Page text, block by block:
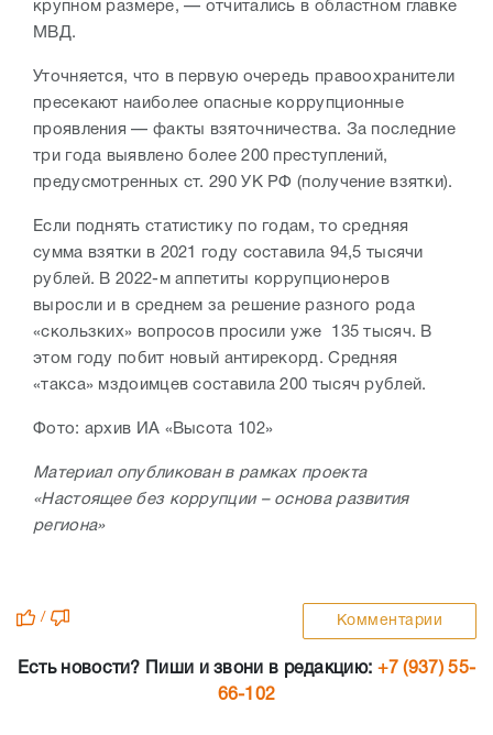
крупном размере, — отчитались в областном главке
МВД.
Уточняется, что в первую очередь правоохранители
пресекают наиболее опасные коррупционные
проявления — факты взяточничества. За последние
три года выявлено более 200 преступлений,
предусмотренных ст. 290 УК РФ (получение взятки).
Если поднять статистику по годам, то средняя
сумма взятки в 2021 году составила 94,5 тысячи
рублей. В 2022-м аппетиты коррупционеров
выросли и в среднем за решение разного рода
«скользких» вопросов просили уже 135 тысяч. В
этом году побит новый антирекорд. Средняя
«такса» мздоимцев составила 200 тысяч рублей.
Фото: архив ИА «Высота 102»
Материал опубликован в рамках проекта
«Настоящее без коррупции – основа развития
региона»
/ Комментарии
Есть новости? Пиши и звони в редакцию: +7 (937) 55-
66-102